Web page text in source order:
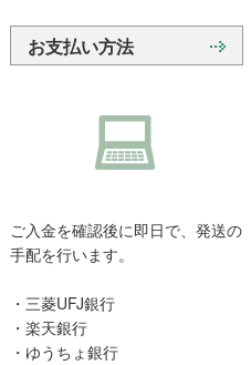
お支払い方法
ご入金を確認後に即日で、発送の
手配を行います。
・三菱UFJ銀行
・楽天銀行
・ゆうちょ銀行